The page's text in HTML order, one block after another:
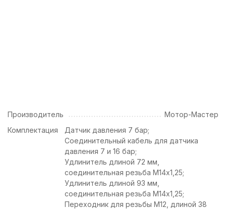
Производитель
Мотор-Мастер
Комплектация
Датчик давления 7 бар;
Соединительный кабель для датчика
давления 7 и 16 бар;
Удлинитель длиной 72 мм,
соединительная резьба М14х1,25;
Удлинитель длиной 93 мм,
соединительная резьба М14х1,25;
Переходник для резьбы М12, длиной 38